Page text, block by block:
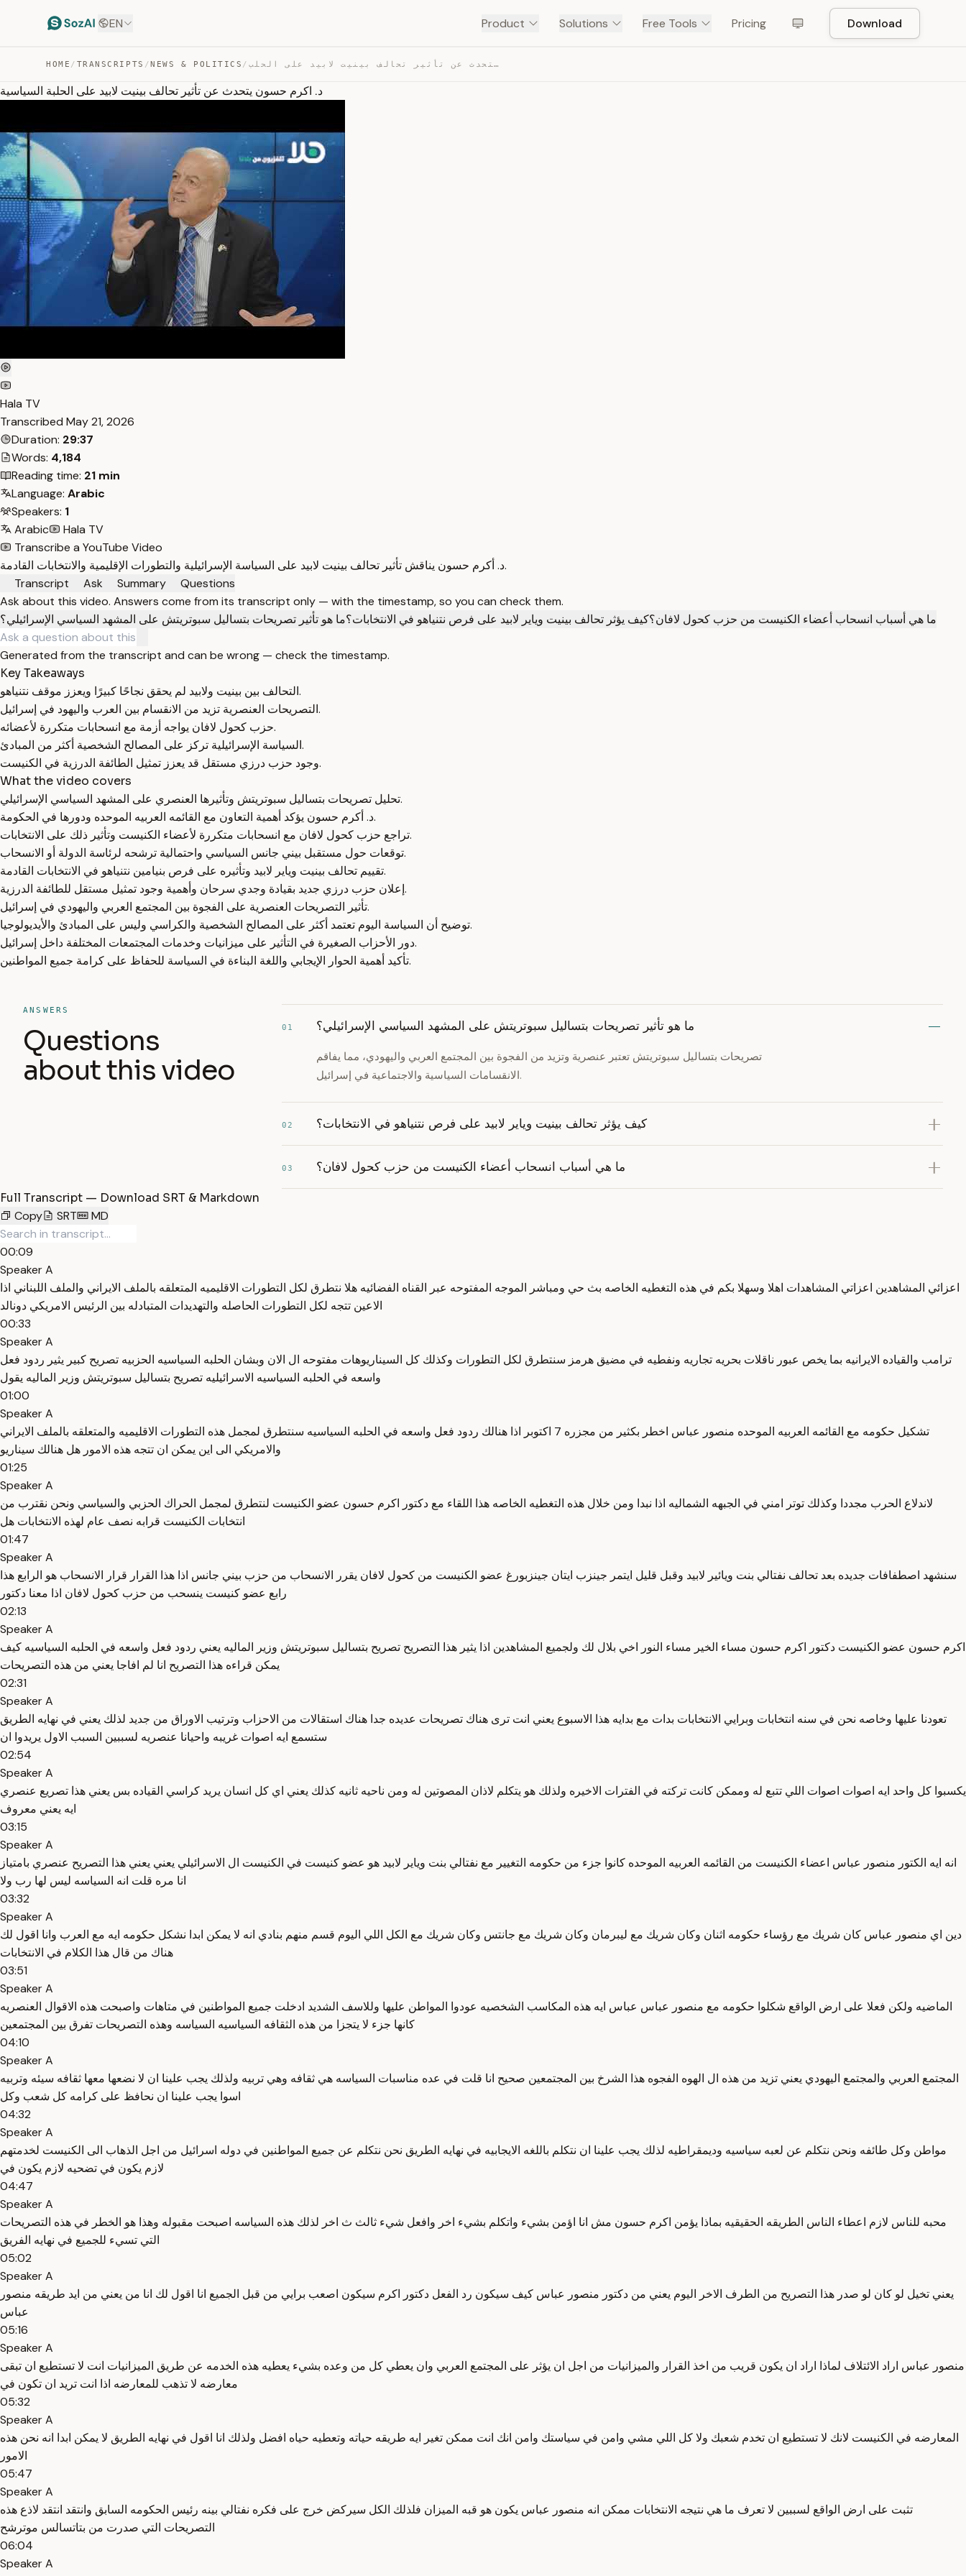
EN Product Solutions Free Tools Pricing Download
HOME / TRANSCRIPTS /NEWS & POLITICS / د. اكرم حسون يتحدث عن تأثير تحالف بينيت لابيد على الحلب… — TRANSCRIPT
د. اكرم حسون يتحدث عن تأثير تحالف بينيت لابيد على الحلبة السياسية
Hala TV
Transcribed May 21, 2026
Duration: 29:37
Words: 4,184
Reading time: 21 min
Language: Arabic
Speakers: 1
Arabic
Hala TV
Transcribe a YouTube Video
د. أكرم حسون يناقش تأثير تحالف بينيت لابيد على السياسة الإسرائيلية والتطورات الإقليمية والانتخابات القادمة.
Transcript
Ask Summary
Questions
Ask about this video. Answers come from its transcript only — with the timestamp, so you can check them.
ما هو تأثير تصريحات بتساليل سبوتريتش على المشهد السياسي الإسرائيلي؟كيف يؤثر تحالف بينيت وياير لابيد على فرص نتنياهو في الانتخابات؟ما هي أسباب انسحاب أعضاء الكنيست من حزب كحول لافان؟
Generated from the transcript and can be wrong — check the timestamp.
Key Takeaways
التحالف بين بينيت ولابيد لم يحقق نجاحًا كبيرًا ويعزز موقف نتنياهو.
التصريحات العنصرية تزيد من الانقسام بين العرب واليهود في إسرائيل.
حزب كحول لافان يواجه أزمة مع انسحابات متكررة لأعضائه.
السياسة الإسرائيلية تركز على المصالح الشخصية أكثر من المبادئ.
وجود حزب درزي مستقل قد يعزز تمثيل الطائفة الدرزية في الكنيست.
What the video covers
تحليل تصريحات بتساليل سبوتريتش وتأثيرها العنصري على المشهد السياسي الإسرائيلي.
د. أكرم حسون يؤكد أهمية التعاون مع القائمه العربيه الموحده ودورها في الحكومة.
تراجع حزب كحول لافان مع انسحابات متكررة لأعضاء الكنيست وتأثير ذلك على الانتخابات.
توقعات حول مستقبل بيني جانس السياسي واحتمالية ترشحه لرئاسة الدولة أو الانسحاب.
تقييم تحالف بينيت وياير لابيد وتأثيره على فرص بنيامين نتنياهو في الانتخابات القادمة.
إعلان حزب درزي جديد بقيادة وجدي سرحان وأهمية وجود تمثيل مستقل للطائفة الدرزية.
تأثير التصريحات العنصرية على الفجوة بين المجتمع العربي واليهودي في إسرائيل.
توضيح أن السياسة اليوم تعتمد أكثر على المصالح الشخصية والكراسي وليس على المبادئ والأيديولوجيا.
دور الأحزاب الصغيرة في التأثير على ميزانيات وخدمات المجتمعات المختلفة داخل إسرائيل.
تأكيد أهمية الحوار الإيجابي واللغة البناءة في السياسة للحفاظ على كرامة جميع المواطنين.
ANSWERS
Questions
about this video
01 ما هو تأثير تصريحات بتساليل سبوتريتش على المشهد السياسي الإسرائيلي؟
تصريحات بتساليل سبوتريتش تعتبر عنصرية وتزيد من الفجوة بين المجتمع العربي واليهودي، مما يفاقم
الانقسامات السياسية والاجتماعية في إسرائيل.
02 كيف يؤثر تحالف بينيت وياير لابيد على فرص نتنياهو في الانتخابات؟
03 ما هي أسباب انسحاب أعضاء الكنيست من حزب كحول لافان؟
Full Transcript — Download SRT & Markdown
Copy
SRT MD
00:09
Speaker A
اعزائي المشاهدين اعزاتي المشاهدات اهلا وسهلا بكم في هذه التغطيه الخاصه بث حي ومباشر الموجه المفتوحه عبر القناه الفضائيه هلا نتطرق لكل التطورات الاقليميه المتعلقه بالملف الايراني والملف اللبناني اذا
الاعين تتجه لكل التطورات الحاصله والتهديدات المتبادله بين الرئيس الامريكي دونالد
00:33
Speaker A
ترامب والقياده الايرانيه بما يخص عبور ناقلات بحريه تجاريه ونفطيه في مضيق هرمز سنتطرق لكل التطورات وكذلك كل السيناريوهات مفتوحه ال الان وبشان الحلبه السياسيه الحزبيه تصريح كبير يثير ردود فعل
واسعه في الحلبه السياسيه الاسرائيليه تصريح بتساليل سبوتريتش وزير الماليه يقول
01:00
Speaker A
تشكيل حكومه مع القائمه العربيه الموحده منصور عباس اخطر بكثير من مجزره 7 اكتوبر اذا هنالك ردود فعل واسعه في الحلبه السياسيه سنتطرق لمجمل هذه التطورات الاقليميه والمتعلقه بالملف الايراني
والامريكي الى اين يمكن ان تتجه هذه الامور هل هنالك سيناريو
01:25
Speaker A
لاندلاع الحرب مجددا وكذلك توتر امني في الجبهه الشماليه اذا نبدا ومن خلال هذه التغطيه الخاصه هذا اللقاء مع دكتور اكرم حسون عضو الكنيست لنتطرق لمجمل الحراك الحزبي والسياسي ونحن نقترب من
انتخابات الكنيست قرابه نصف عام لهذه الانتخابات هل
01:47
Speaker A
سنشهد اصطفافات جديده بعد تحالف نفتالي بنت ويائير لابيد وقبل قليل ايتمر جينزب ايتان جينزبورغ عضو الكنيست من كحول لافان يقرر الانسحاب من حزب بيني جانس اذا هذا القرار قرار الانسحاب هو الرابع هذا
رابع عضو كنيست ينسحب من حزب كحول لافان اذا معنا دكتور
02:13
Speaker A
اكرم حسون عضو الكنيست دكتور اكرم حسون مساء الخير مساء النور اخي بلال لك ولجميع المشاهدين اذا يثير هذا التصريح تصريح بتساليل سبوتريتش وزير الماليه يعني ردود فعل واسعه في الحلبه السياسيه كيف
يمكن قراءه هذا التصريح انا لم افاجا يعني من هذه التصريحات
02:31
Speaker A
تعودنا عليها وخاصه نحن في سنه انتخابات وبرايي الانتخابات بدات مع بدايه هذا الاسبوع يعني انت ترى هناك تصريحات عديده جدا هناك استقالات من الاحزاب وترتيب الاوراق من جديد لذلك يعني في نهايه الطريق
ستسمع ايه اصوات غريبه واحيانا عنصريه لسببين السبب الاول يريدوا ان
02:54
Speaker A
يكسبوا كل واحد ايه اصوات اصوات اللي تتبع له وممكن كانت تركته في الفترات الاخيره ولذلك هو يتكلم لاذان المصوتين له ومن ناحيه ثانيه كذلك يعني اي كل انسان يريد كراسي القياده بس يعني هذا تصريع عنصري
ايه يعني معروف
03:15
Speaker A
انه ايه الكتور منصور عباس اعضاء الكنيست من القائمه العربيه الموحده كانوا جزء من حكومه التغيير مع نفتالي بنت وياير لابيد هو عضو كنيست في الكنيست ال الاسرائيلي يعني يعني هذا التصريح عنصري بامتياز
انا مره قلت انه السياسه ليس لها رب ولا
03:32
Speaker A
دين اي منصور عباس كان شريك مع رؤساء حكومه اثنان وكان شريك مع ليبرمان وكان شريك مع جانتس وكان شريك مع الكل اللي اليوم قسم منهم بنادي انه لا يمكن ابدا نشكل حكومه ايه مع العرب وانا اقول لك
هناك من قال هذا الكلام في الانتخابات
03:51
Speaker A
الماضيه ولكن فعلا على ارض الواقع شكلوا حكومه مع منصور عباس عباس ايه هذه المكاسب الشخصيه عودوا المواطن عليها وللاسف الشديد ادخلت جميع المواطنين في متاهات واصبحت هذه الاقوال العنصريه
كانها جزء لا يتجزا من هذه الثقافه السياسيه السياسه وهذه التصريحات تفرق بين المجتمعين
04:10
Speaker A
المجتمع العربي والمجتمع اليهودي يعني تزيد من هذه ال الهوه الفجوه هذا الشرخ بين المجتمعين صحيح انا قلت في عده مناسبات السياسه هي ثقافه وهي تربيه ولذلك يجب علينا ان لا نضعها معها ثقافه سيئه وتربيه
اسوا يجب علينا ان نحافظ على كرامه كل شعب وكل
04:32
Speaker A
مواطن وكل طائفه ونحن نتكلم عن لعبه سياسيه وديمقراطيه لذلك يجب علينا ان نتكلم باللغه الايجابيه في نهايه الطريق نحن نتكلم عن جميع المواطنين في دوله اسرائيل من اجل الذهاب الى الكنيست لخدمتهم
لازم يكون في تضحيه لازم يكون في
04:47
Speaker A
محبه للناس لازم اعطاء الناس الطريقه الحقيقيه بماذا يؤمن اكرم حسون مش انا اؤمن بشيء واتكلم بشيء اخر وافعل شيء ثالث ث اخر لذلك هذه السياسه اصبحت مقبوله وهذا هو الخطر في هذه التصريحات
التي تسيء للجميع في نهايه الفريق
05:02
Speaker A
يعني تخيل لو كان لو صدر هذا التصريح من الطرف الاخر اليوم يعني من دكتور منصور عباس كيف سيكون رد الفعل دكتور اكرم سيكون اصعب برايي من قبل الجميع انا اقول لك انا من يعني من ايد طريقه منصور
عباس
05:16
Speaker A
منصور عباس اراد الائتلاف لماذا اراد ان يكون قريب من اخذ القرار والميزانيات من اجل ان يؤثر على المجتمع العربي وان يعطي كل من وعده بشيء يعطيه هذه الخدمه عن طريق الميزانيات انت لا تستطيع ان تبقى
معارضه لا تذهب للمعارضه اذا انت تريد ان تكون في
05:32
Speaker A
المعارضه في الكنيست لانك لا تستطيع ان تخدم شعبك ولا كل اللي مشي وامن في سياستك وامن انك انت ممكن تغير ايه طريقه حياته وتعطيه حياه افضل ولذلك انا اقول في نهايه الطريق لا يمكن ابدا انه نحن هذه
الامور
05:47
Speaker A
تثبت على ارض الواقع لسببين لا تعرف ما هي نتيجه الانتخابات ممكن انه منصور عباس يكون هو قبه الميزان فلذلك الكل سيركض خرج على فكره نفتالي بينه رئيس الحكومه السابق وانتقد انتقد لاذع هذه
التصريحات التي صدرت من بتاتسالس موترشح
06:04
Speaker A